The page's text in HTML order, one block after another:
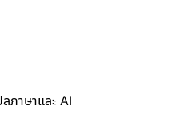
ภาษาและ AI